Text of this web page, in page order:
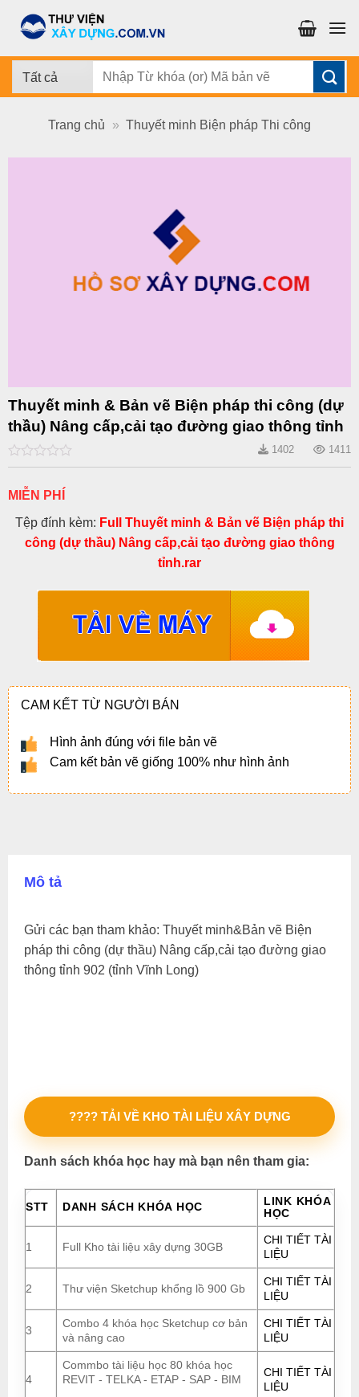
đến
dung
Tìm
Trang chủ » Thuyết minh Biện pháp Thi công
Thuyết minh & Bản vẽ Biện pháp thi công (dự
thầu) Nâng cấp,cải tạo đường giao thông tỉnh
0
of
1402 1411
MIỄN PHÍ
Tệp đính kèm: Full Thuyết minh & Bản vẽ Biện pháp thi
công (dự thầu) Nâng cấp,cải tạo đường giao thông
tỉnh.rar
CAM KẾT TỪ NGƯỜI BÁN
Hình ảnh đúng với file bản vẽ
Cam kết bản vẽ giống 100% như hình ảnh
Mô tả
Gửi các bạn tham khảo: Thuyết minh&Bản vẽ Biện
pháp thi công (dự thầu) Nâng cấp,cải tạo đường giao
thông tỉnh 902 (tỉnh Vĩnh Long)
???? TẢI VỀ KHO TÀI LIỆU XÂY DỰNG
Danh sách khóa học hay mà bạn nên tham gia:
STT DANH SÁCH KHÓA HỌC
LINK KHÓA
HỌC
1 Full Kho tài liệu xây dựng 30GB
CHI TIẾT TÀI
LIỆU
2 Thư viện Sketchup khổng lồ 900 Gb
CHI TIẾT TÀI
LIỆU
3
Combo 4 khóa học Sketchup cơ bản
và nâng cao
CHI TIẾT TÀI
LIỆU
4
Commbo tài liệu học 80 khóa học
REVIT - TELKA - ETAP - SAP - BIM
CHI TIẾT TÀI
LIỆU